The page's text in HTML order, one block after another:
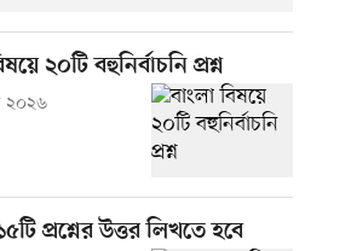
২০টি বহুনির্বাচনি প্রশ্ন
২০২৬
প্রশ্নের উত্তর লিখতে হবে